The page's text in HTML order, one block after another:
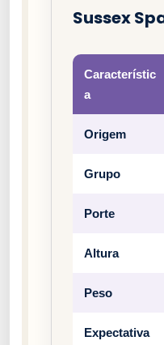
Sussex
Característic
a
Origem
Grupo
Porte
Altura
Peso
Expectativa